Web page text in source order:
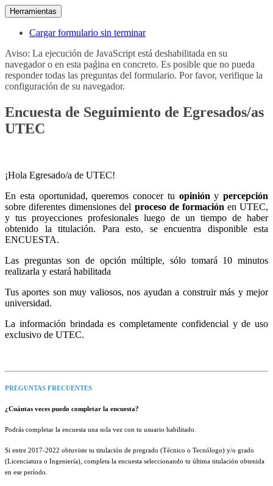
Herramientas
Cargar formulario sin terminar
Aviso: La ejecución de JavaScript está deshabilitada en su
navegador o en esta paǵina en concreto. Es posible que no pueda
responder todas las preguntas del formulario. Por favor, verifique la
configuración de su navegador.
Encuesta de Seguimiento de Egresados/as
UTEC
¡Hola Egresado/a de UTEC!
En esta oportunidad, queremos conocer tu opinión y percepción
sobre diferentes dimensiones del proceso de formación en UTEC,
y tus proyecciones profesionales luego de un tiempo de haber
obtenido la titulación. Para esto, se encuentra disponible esta
ENCUESTA.
Las preguntas son de opción múltiple, sólo tomará 10 minutos
realizarla y estará habilitada
Tus aportes son muy valiosos, nos ayudan a construir más y mejor
universidad.
La información brindada es completamente confidencial y de uso
exclusivo de UTEC.
PREGUNTAS FRECUENTES
¿Cuántas veces puedo completar la encuesta?
Podrás completar la encuesta una sola vez con tu usuario habilitado.
Si entre 2017-2022 obtuviste tu titulación de pregrado (Técnico o Tecnólogo) y/o grado
(Licenciatura o Ingeniería), completa la encuesta seleccionando tu última titulación obtenida
en ese período.